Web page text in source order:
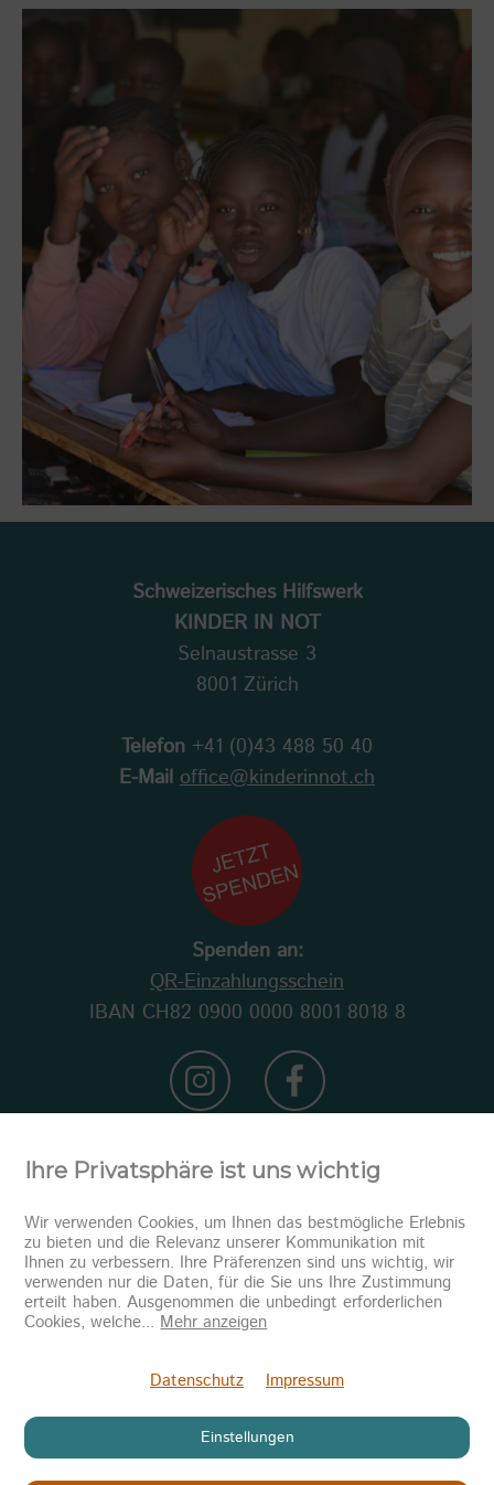
Schweizerisches Hilfswerk
KINDER IN NOT
Selnaustrasse 3
8001 Zürich
Telefon +41 (0)43 488 50 40
E-Mail office@kinderinnot.ch
Spenden an:
QR-Einzahlungsschein
IBAN CH82 0900 0000 8001 8018 8
Newsletter abonnieren
Ihre Privatsphäre ist uns wichtig
Wir verwenden Cookies, um Ihnen das bestmögliche Erlebnis
zu bieten und die Relevanz unserer Kommunikation mit
Ihnen zu verbessern. Ihre Präferenzen sind uns wichtig, wir
verwenden nur die Daten, für die Sie uns Ihre Zustimmung
erteilt haben. Ausgenommen die unbedingt erforderlichen
Cookies, welche... Mehr anzeigen
Datenschutz Impressum
Einstellungen